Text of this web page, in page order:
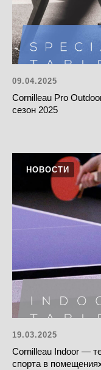
09.04.2025
Cornilleau Pro
сезон 2025
НОВОСТИ
19.03.2025
Cornilleau Indoor —
спорта в